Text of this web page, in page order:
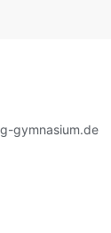
gymnasium.de